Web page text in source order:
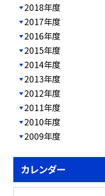
2018年度
2017年度
2016年度
2015年度
2014年度
2013年度
2012年度
2011年度
2010年度
2009年度
カレンダー